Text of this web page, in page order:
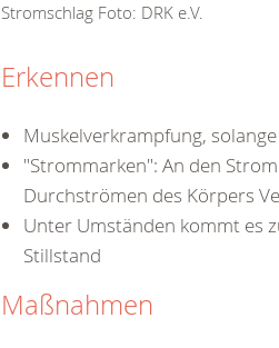
Stromschlag Foto: DRK e.V.
Erkennen
Muskelverkrampfung,
"Strommarken": An den
Durchströmen des Körpers
Unter Umständen kommt es
Stillstand
Maßnahmen